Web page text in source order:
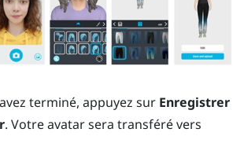
terminé, appuyez sur Enregistrer
. Votre avatar sera transféré vers